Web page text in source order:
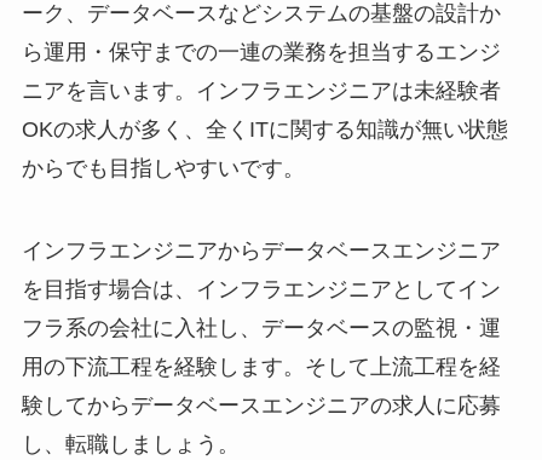
ーク、データベースなどシステムの基盤の設計か
ら運用・保守までの一連の業務を担当するエンジ
ニアを言います。インフラエンジニアは未経験者
OKの求人が多く、全くITに関する知識が無い状態
からでも目指しやすいです。
インフラエンジニアからデータベースエンジニア
を目指す場合は、インフラエンジニアとしてイン
フラ系の会社に入社し、データベースの監視・運
用の下流工程を経験します。そして上流工程を経
験してからデータベースエンジニアの求人に応募
し、転職しましょう。